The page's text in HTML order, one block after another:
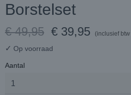
Borstelset
€ 49,95 € 39,95 (inclusief
✓ Op voorraad
Aantal